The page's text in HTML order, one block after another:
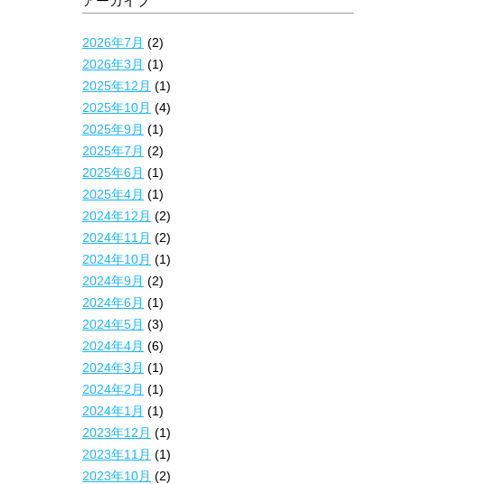
2026年7月 (2)
2026年3月 (1)
2025年12月 (1)
2025年10月 (4)
2025年9月 (1)
2025年7月 (2)
2025年6月 (1)
2025年4月 (1)
2024年12月 (2)
2024年11月 (2)
2024年10月 (1)
2024年9月 (2)
2024年6月 (1)
2024年5月 (3)
2024年4月 (6)
2024年3月 (1)
2024年2月 (1)
2024年1月 (1)
2023年12月 (1)
2023年11月 (1)
2023年10月 (2)